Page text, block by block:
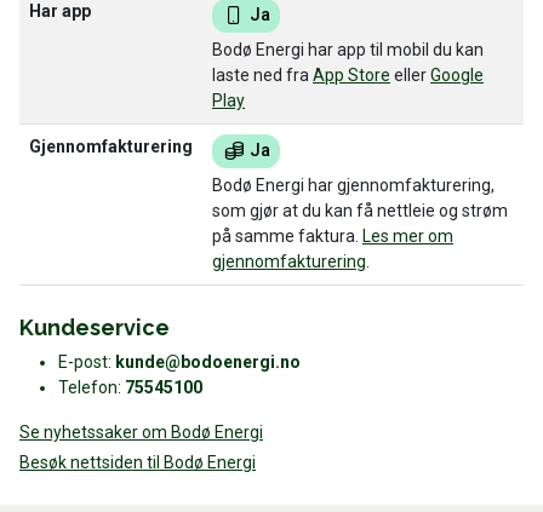
Har app
Ja
Bodø Energi har app til mobil du kan
laste ned fraApp Store ellerGoogle
Play
Gjennomfakturering
Ja
Bodø Energi har gjennomfakturering,
som gjør at du kan få nettleie og strøm
på samme faktura. Les mer om
gjennomfakturering.
Kundeservice
E-post: kunde@bodoenergi.no
Telefon: 75545100
Se nyhetssaker om Bodø Energi
Besøk nettsiden til Bodø Energi